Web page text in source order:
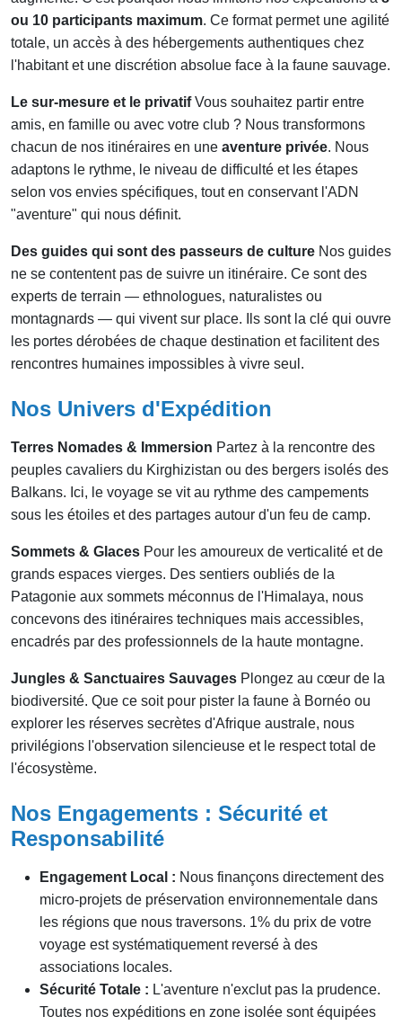
ou 10 participants maximum. Ce format permet une agilité
totale, un accès à des hébergements authentiques chez
l'habitant et une discrétion absolue face à la faune sauvage.
Le sur-mesure et le privatifVous souhaitez partir entre
amis, en famille ou avec votre club ? Nous transformons
chacun de nos itinéraires en une aventure privée. Nous
adaptons le rythme, le niveau de difficulté et les étapes
selon vos envies spécifiques, tout en conservant l'ADN
"aventure" qui nous définit.
Des guides qui sont des passeurs de culture Nos guides
ne se contentent pas de suivre un itinéraire. Ce sont des
experts de terrain — ethnologues, naturalistes ou
montagnards — qui vivent sur place. Ils sont la clé qui ouvre
les portes dérobées de chaque destination et facilitent des
rencontres humaines impossibles à vivre seul.
Nos Univers d'Expédition
Terres Nomades & Immersion Partez à la rencontre des
peuples cavaliers du Kirghizistan ou des bergers isolés des
Balkans. Ici, le voyage se vit au rythme des campements
sous les étoiles et des partages autour d'un feu de camp.
Sommets & Glaces Pour les amoureux de verticalité et de
grands espaces vierges. Des sentiers oubliés de la
Patagonie aux sommets méconnus de l'Himalaya, nous
concevons des itinéraires techniques mais accessibles,
encadrés par des professionnels de la haute montagne.
Jungles & Sanctuaires Sauvages Plongez au cœur de la
biodiversité. Que ce soit pour pister la faune à Bornéo ou
explorer les réserves secrètes d'Afrique australe, nous
privilégions l'observation silencieuse et le respect total de
l'écosystème.
Nos Engagements : Sécurité et
Responsabilité
Engagement Local : Nous finançons directement des
micro-projets de préservation environnementale dans
les régions que nous traversons. 1% du prix de votre
voyage est systématiquement reversé à des
associations locales.
Sécurité Totale : L'aventure n'exclut pas la prudence.
Toutes nos expéditions en zone isolée sont équipées